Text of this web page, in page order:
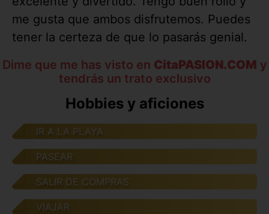
me gusta que ambos disfrutemos. Puedes
tener la certeza de que lo pasarás genial.
Dime que me has visto en CitaPASION.COM y
tendrás un trato exclusivo
Hobbies y aficiones
IR A LA PLAYA
PASEAR
SALIR DE COMPRAS
VIAJAR